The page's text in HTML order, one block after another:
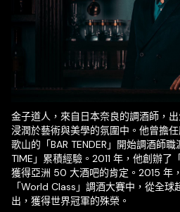
金子道人，來自日本奈良的調酒師，
浸潤於藝術與美學的氛圍中。他曾擔
歌山的「BAR TENDER」開始調酒師
TIME」累積經驗。2011 年，他創辦了
獲得亞洲 50 大酒吧的肯定。2015 年
「World Class」調酒大賽中，從全
出，獲得世界冠軍的殊榮。